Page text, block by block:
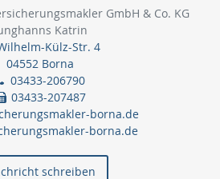
GmbH & Co. KG
Katrin
Külz-Str. 4
04552 Borna
03433-206790
03433-207487
borna.de
borna.de
schreiben